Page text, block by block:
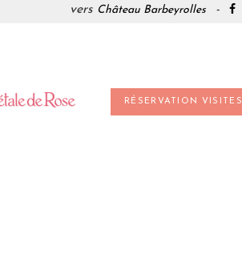
vers Château Barbeyrolles -
RÉSERVATION VISITES